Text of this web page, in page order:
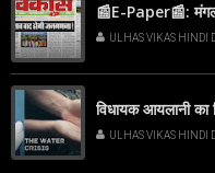
📰E-Paper📰:
ULHAS VIKAS HINDI
विधायक आयलानी
ULHAS VIKAS HINDI